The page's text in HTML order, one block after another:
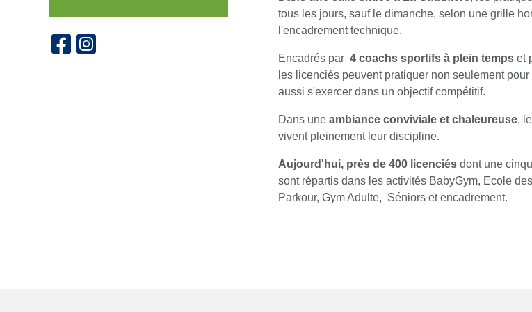
tous les jours, sauf le dimanche, selon une grille
l'encadrement technique.
Encadrés par 4 coachs sportifs à plein temps et
les licenciés peuvent pratiquer non seulement
aussi s'exercer dans un objectif compétitif.
Dans une ambiance conviviale et chaleureuse,
vivent pleinement leur discipline.
Aujourd'hui, près de 400 licenciés dont une
sont répartis dans les activités BabyGym, Ecole
Parkour, Gym Adulte, Séniors et encadrement.